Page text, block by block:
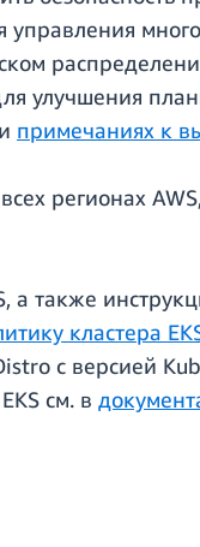
улучшения
и примечаниях к
регионах
а также
кластера
с версией
см. в